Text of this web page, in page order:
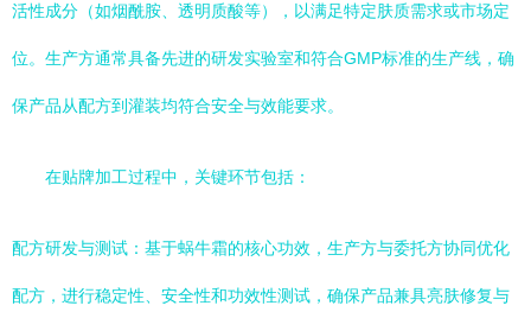
活性成分（如烟酰胺、透明质酸等），以满足特定肤质需求或市场定
位。生产方通常具备先进的研发实验室和符合GMP标准的生产线，确
保产品从配方到灌装均符合安全与效能要求。
在贴牌加工过程中，关键环节包括：
配方研发与测试：基于蜗牛霜的核心功效，生产方与委托方协同优化
配方，进行稳定性、安全性和功效性测试，确保产品兼具亮肤修复与